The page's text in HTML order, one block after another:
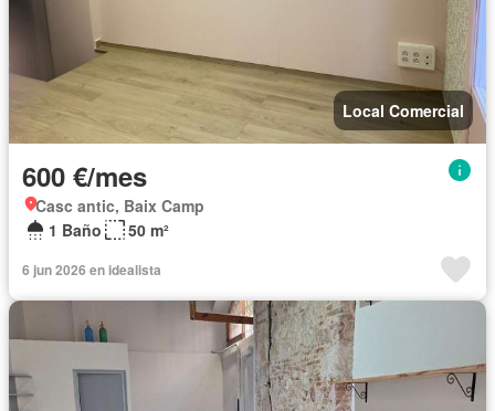
Local Comercial
600 €/mes
Casc antic, Baix Camp
1 Baño
50 m²
6 jun 2026 en idealista